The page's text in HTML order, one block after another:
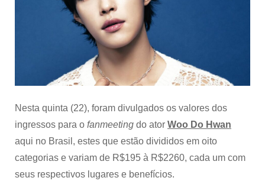
o
fanmeeting
de
Woo
Do
Hwan
Nesta quinta (22), foram divulgados os valores dos
ingressos para o fanmeeting do ator Woo Do Hwan
aqui no Brasil, estes que estão divididos em oito
categorias e variam de R$195 à R$2260, cada um com
seus respectivos lugares e benefícios.